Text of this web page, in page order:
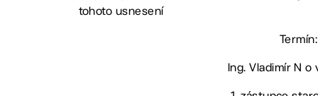
tohoto usnesení
Ing. Vladimír N o